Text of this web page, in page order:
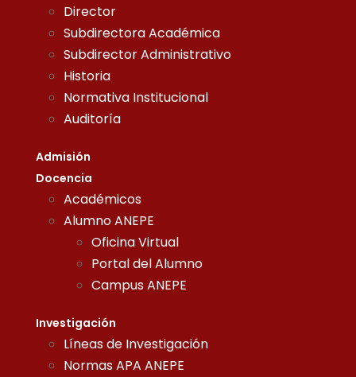
Director
Subdirectora Académica
Subdirector Administrativo
Historia
Normativa Institucional
Auditoría
Admisión
Docencia
Académicos
Alumno ANEPE
Oficina Virtual
Portal del Alumno
Campus ANEPE
Investigación
Líneas de Investigación
Normas APA ANEPE